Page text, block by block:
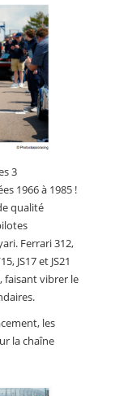
3
1966 à 1985 !
qualité
Ferrari 312,
JS17 et JS21
faisant vibrer le
les
la chaîne